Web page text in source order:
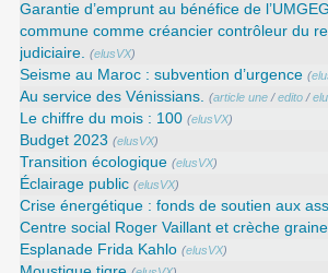
Garantie d’emprunt au bénéfice de
commune comme créancier contrôleur du
judiciaire. (elusVX)
Seisme au Maroc : subvention d’urgence (
Au service des Vénissians. (article une /edito /
Le chiffre du mois : 100 (elusVX)
Budget 2023 (elusVX)
Transition écologique (elusVX)
Éclairage public (elusVX)
Crise énergétique : fonds de soutien aux
Centre social Roger Vaillant et crèche graine
Esplanade Frida Kahlo (elusVX)